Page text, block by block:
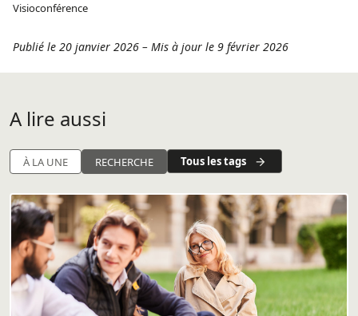
Visioconférence
Publié le 20 janvier 2026 – Mis à jour le 9 février 2026
A lire aussi
À LA UNE RECHERCHE Tous les tags